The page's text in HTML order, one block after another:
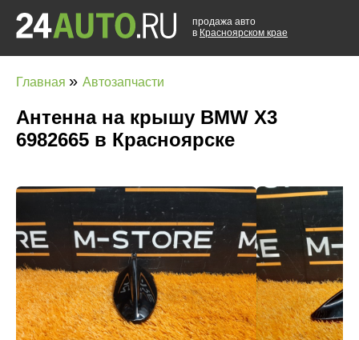
продажа авто
в Красноярском крае
Главная » Автозапчасти
Антенна на крышу BMW X3
6982665 в Красноярске